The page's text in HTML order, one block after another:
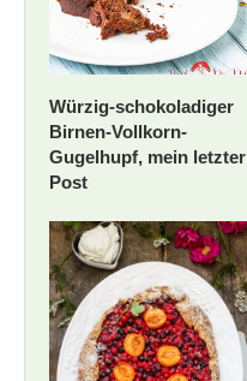
Würzig-schokoladiger
Birnen-Vollkorn-
Gugelhupf, mein letzter
Post